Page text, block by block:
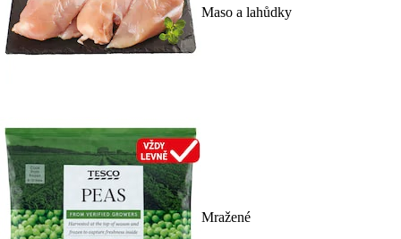
Maso a lahůdky
Mražené